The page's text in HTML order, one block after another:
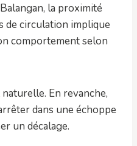
la proximité
de circulation implique
comportement selon
En revanche,
dans une échoppe
un décalage.